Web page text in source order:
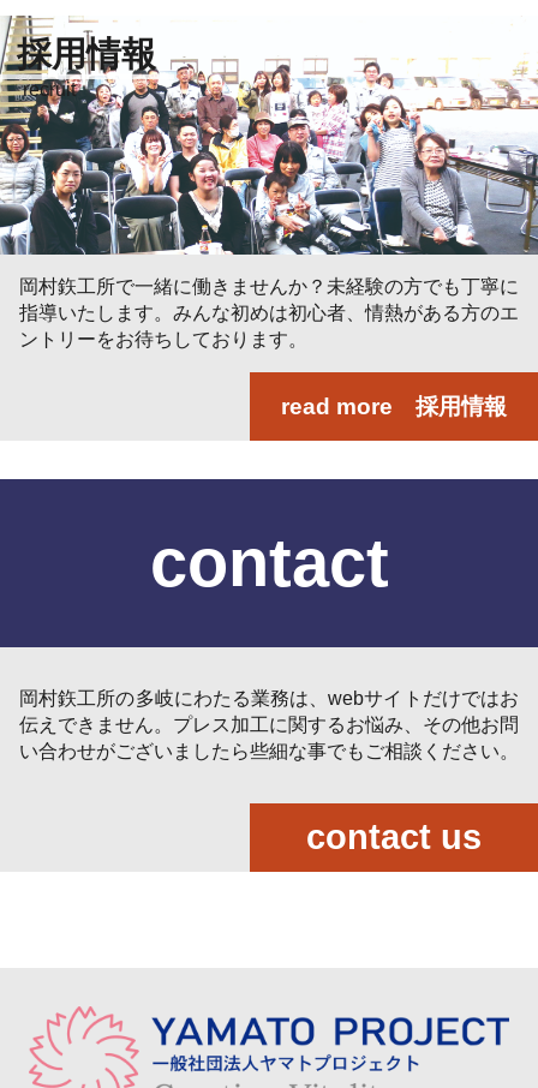
採用情報
recruit
岡村鉃工所で一緒に働きませんか？未経験の方でも丁寧に
指導いたします。みんな初めは初心者、情熱がある方のエ
ントリーをお待ちしております。
read more 採用情報
contact
岡村鉃工所の多岐にわたる業務は、webサイトだけではお
伝えできません。プレス加工に関するお悩み、その他お問
い合わせがございましたら些細な事でもご相談ください。
contact us